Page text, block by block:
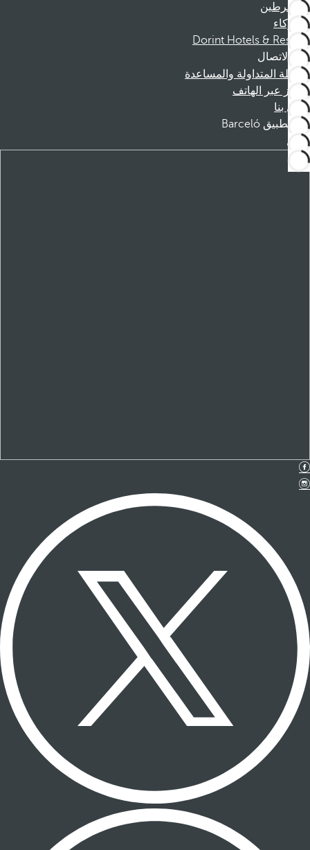
المنخرطين
الشركاء
Dorint Hotels & Resorts
الاتصال
الأسئلة المتداولة والمساعدة
الحجز عبر الهاتف
اتصل بنا
تطبيق Barceló
تنزيل